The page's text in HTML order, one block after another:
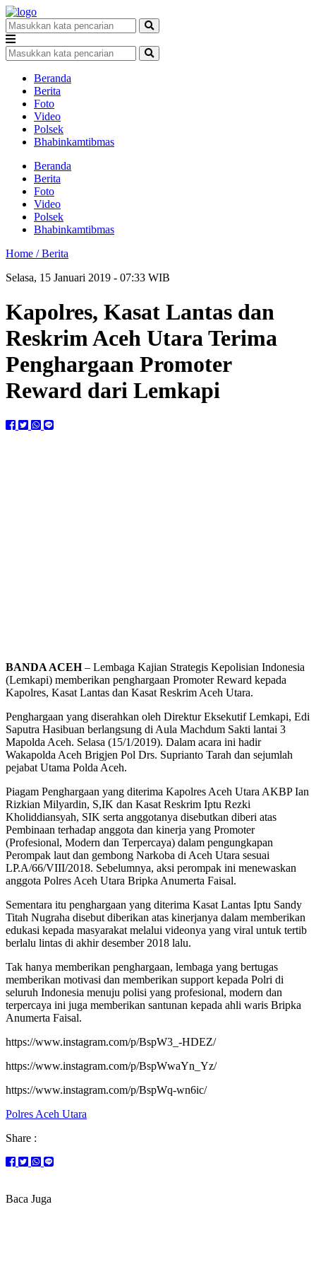
Beranda
Berita
Foto
Video
Polsek
Bhabinkamtibmas
Beranda
Berita
Foto
Video
Polsek
Bhabinkamtibmas
Home /Berita
Selasa, 15 Januari 2019 - 07:33 WIB
Kapolres, Kasat Lantas dan
Reskrim Aceh Utara Terima
Penghargaan Promoter
Reward dari Lemkapi
BANDA ACEH– Lembaga Kajian Strategis Kepolisian Indonesia
(Lemkapi) memberikan penghargaan Promoter Reward kepada
Kapolres, Kasat Lantas dan Kasat Reskrim Aceh Utara.
Penghargaan yang diserahkan oleh Direktur Eksekutif Lemkapi, Edi
Saputra Hasibuan berlangsung di Aula Machdum Sakti lantai 3
Mapolda Aceh. Selasa (15/1/2019). Dalam acara ini hadir
Wakapolda Aceh Brigjen Pol Drs. Suprianto Tarah dan sejumlah
pejabat Utama Polda Aceh.
Piagam Penghargaan yang diterima Kapolres Aceh Utara AKBP Ian
Rizkian Milyardin, S,IK dan Kasat Reskrim Iptu Rezki
Kholiddiansyah, SIK serta anggotanya disebutkan diberi atas
Pembinaan terhadap anggota dan kinerja yang Promoter
(Profesional, Modern dan Terpercaya) dalam pengungkapan
Perompak laut dan gembong Narkoba di Aceh Utara sesuai
LP.A/66/VIII/2018. Sebelumnya, aksi perompak ini menewaskan
anggota Polres Aceh Utara Bripka Anumerta Faisal.
Sementara itu penghargaan yang diterima Kasat Lantas Iptu Sandy
Titah Nugraha disebut diberikan atas kinerjanya dalam memberikan
edukasi kepada masyarakat melalui videonya yang viral untuk tertib
berlalu lintas di akhir desember 2018 lalu.
Tak hanya memberikan penghargaan, lembaga yang bertugas
memberikan motivasi dan memberikan support kepada Polri di
seluruh Indonesia menuju polisi yang profesional, modern dan
terpercaya ini juga memberikan santunan kepada ahli waris Bripka
Anumerta Faisal.
https://www.instagram.com/p/BspW3_-HDEZ/
https://www.instagram.com/p/BspWwaYn_Yz/
https://www.instagram.com/p/BspWq-wn6ic/
Polres Aceh Utara
Share :
Baca Juga